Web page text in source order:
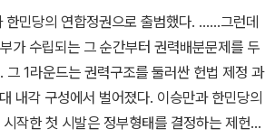
한민당의 연합정권으로 출범했다. ……그런데
가 수립되는 그 순간부터 권력배분문제를 두
그 1라운드는 권력구조를 둘러싼 헌법 제정 과
내각 구성에서 벌어졌다. 이승만과 한민당의
작한 첫 시발은 정부형태를 결정하는 제헌헌